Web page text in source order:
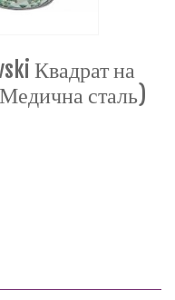
Квадрат на
сталь)